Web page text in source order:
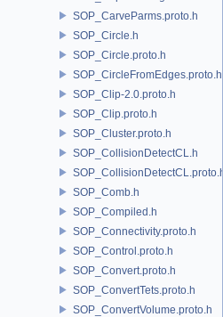
SOP_CarveParms.proto.h
SOP_Circle.h
SOP_Circle.proto.h
SOP_CircleFromEdges.proto.h
SOP_Clip-2.0.proto.h
SOP_Clip.proto.h
SOP_Cluster.proto.h
SOP_CollisionDetectCL.h
SOP_CollisionDetectCL.proto.h
SOP_Comb.h
SOP_Compiled.h
SOP_Connectivity.proto.h
SOP_Control.proto.h
SOP_Convert.proto.h
SOP_ConvertTets.proto.h
SOP_ConvertVolume.proto.h